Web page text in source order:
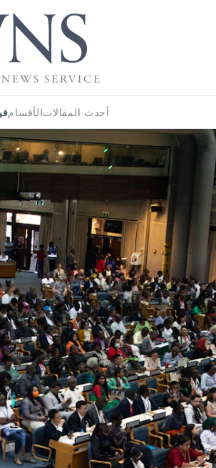
أحدث المقالاتالأقسام